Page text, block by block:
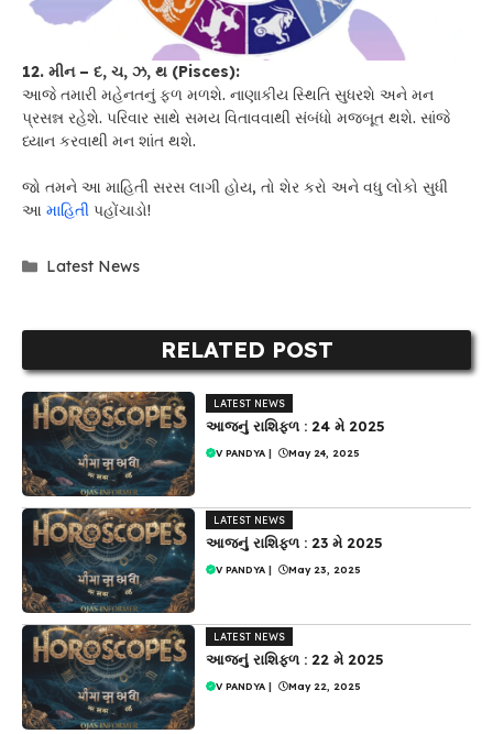
12. મીન – દ, ચ, ઝ, થ (Pisces):
આજે તમારી મહેનતનું ફળ મળશે. નાણાકીય સ્થિતિ સુધરશે અને મન
પ્રસન્ન રહેશે. પરિવાર સાથે સમય વિતાવવાથી સંબંધો મજબૂત થશે. સાંજે
ધ્યાન કરવાથી મન શાંત થશે.
જો તમને આ માહિતી સરસ લાગી હોય, તો શેર કરો અને વધુ લોકો સુધી
આ માહિતી પહોંચાડો!
Categories
Latest News
RELATED POST
LATEST NEWS
આજનું રાશિફળ : 24 મે 2025
V PANDYA | May 24, 2025
LATEST NEWS
આજનું રાશિફળ : 23 મે 2025
V PANDYA | May 23, 2025
LATEST NEWS
આજનું રાશિફળ : 22 મે 2025
V PANDYA | May 22, 2025